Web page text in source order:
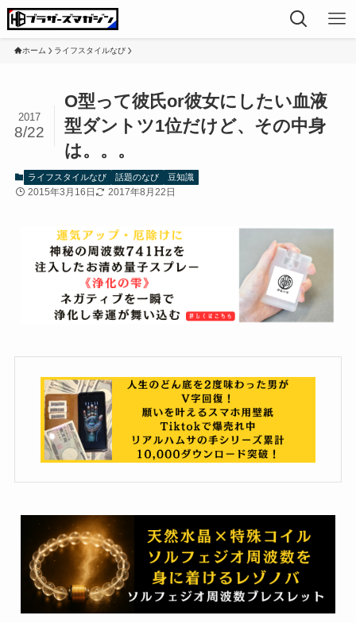
ホーム ライフスタイルなび
O型って彼氏or彼女にしたい血液
型ダントツ1位だけど、その中身
は。。。
2017
8/22
ライフスタイルなび 話題のなび 豆知識
2015年3月16日 2017年8月22日